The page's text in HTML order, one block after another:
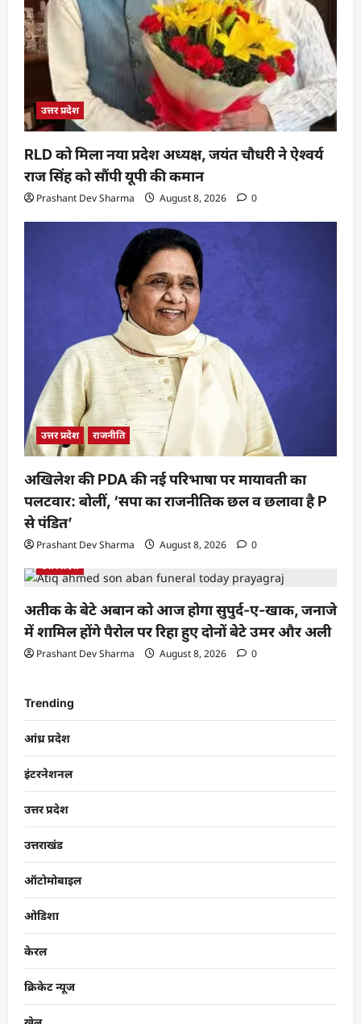
उत्तर प्रदेश
RLD को मिला नया प्रदेश अध्यक्ष, जयंत चौधरी ने ऐश्वर्य
राज सिंह को सौंपी यूपी की कमान
Prashant Dev Sharma August 8, 2026 0
उत्तर प्रदेश राजनीति
अखिलेश की PDA की नई परिभाषा पर मायावती का
पलटवार: बोलीं, ‘सपा का राजनीतिक छल व छलावा है P
से पंडित’
Prashant Dev Sharma August 8, 2026
0
उत्तर प्रदेश
अतीक के बेटे अबान को आज होगा सुपुर्द-ए-खाक, जनाजे
में शामिल होंगे पैरोल पर रिहा हुए दोनों बेटे उमर और अली
Prashant Dev Sharma August 8, 2026 0
Trending
आंध्र प्रदेश
इंटरनेशनल
उत्तर प्रदेश
उत्तराखंड
ऑटोमोबाइल
ओडिशा
केरल
क्रिकेट न्यूज